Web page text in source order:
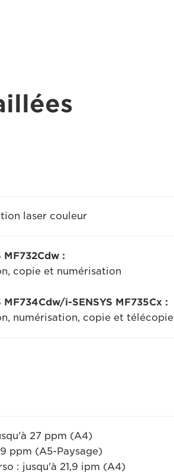
laser couleur
MF732Cdw :
copie et numérisation
MF734Cdw/i-SENSYS MF735Cx :
numérisation, copie et télécopie
27 ppm (A4)
ppm (A5-Paysage)
: jusqu'à 21,9 ipm (A4)